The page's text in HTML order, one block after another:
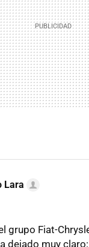
Lara
grupo Fiat-
dejado muy claro: